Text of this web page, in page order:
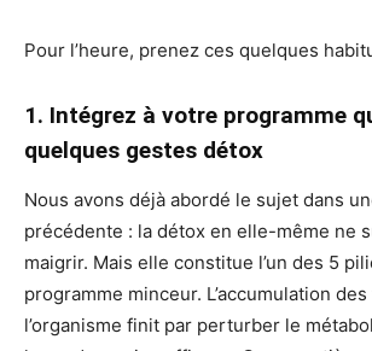
Pour l’heure, prenez ces quelques
1. Intégrez à votre programme
quelques gestes détox
Nous avons déjà abordé le sujet dans
précédente : la détox en elle-même ne
maigrir. Mais elle constitue l’un des 5
programme minceur. L’accumulation
l’organisme finit par perturber le